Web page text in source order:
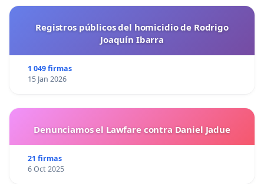
Registros públicos del homicidio de Rodrigo
Joaquín Ibarra
1 049 firmas
15 Jan 2026
Denunciamos el Lawfare contra Daniel Jadue
21 firmas
6 Oct 2025